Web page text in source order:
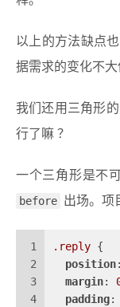
以上的方法缺点
据需求的变化不大
我们还用三角形
行了嘛 ？
一个三角形是不
before 出场。项
1
2
3
4
.reply {
position
margin:
padding: